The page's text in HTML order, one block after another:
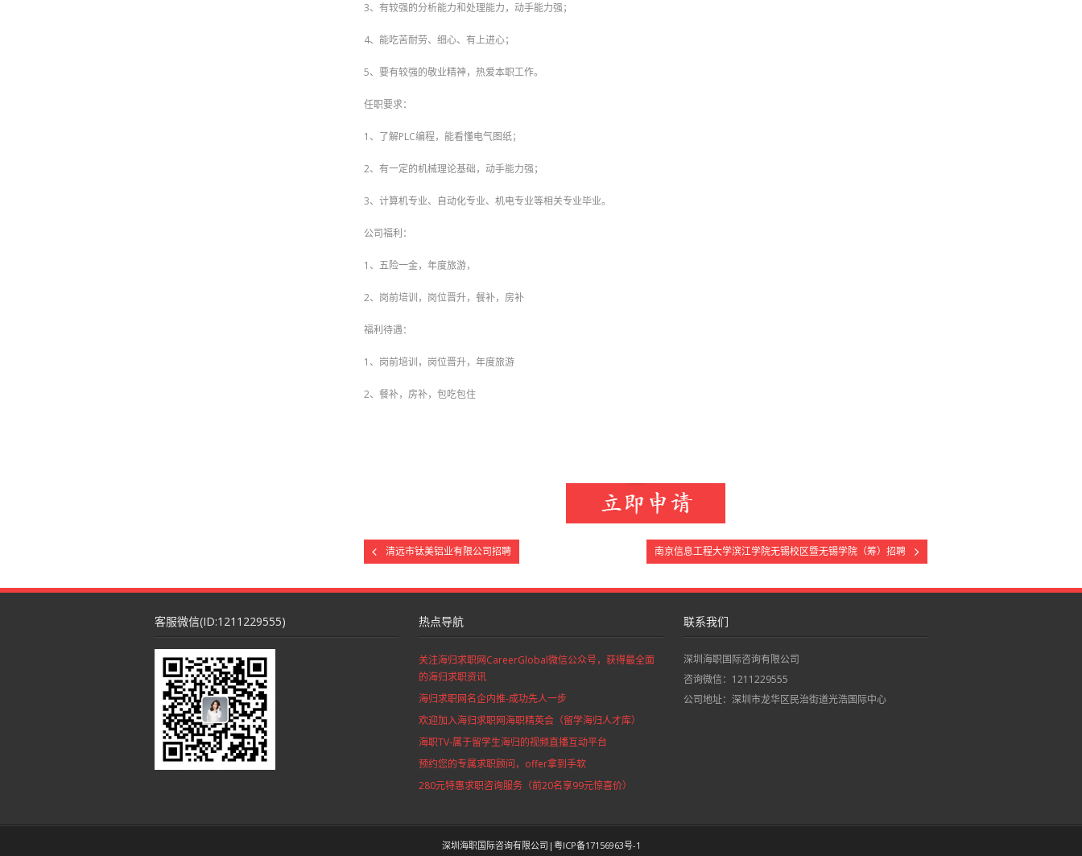
3、有较强的分析能力和处理能力，动手能力强；
4、能吃苦耐劳、细心、有上进心；
5、要有较强的敬业精神，热爱本职工作。
任职要求：
1、了解PLC编程，能看懂电气图纸；
2、有一定的机械理论基础，动手能力强；
3、计算机专业、自动化专业、机电专业等相关专业毕业。
公司福利：
1、五险一金，年度旅游，
2、岗前培训，岗位晋升，餐补，房补
福利待遇：
1、岗前培训，岗位晋升，年度旅游
2、餐补，房补，包吃包住
清远市钛美铝业有限公司招聘 南京信息工程大学滨江学院无锡校区暨无锡学院（筹）招聘
客服微信(ID:1211229555) 热点导航
关注海归求职网CareerGlobal微信公众号，获得最全面
的海归求职资讯
海归求职网名企内推-成功先人一步
欢迎加入海归求职网海职精英会（留学海归人才库）
海职TV-属于留学生海归的视频直播互动平台
预约您的专属求职顾问，offer拿到手软
280元特惠求职咨询服务（前20名享99元惊喜价）
联系我们
深圳海职国际咨询有限公司
咨询微信：1211229555
公司地址：深圳市龙华区民治街道光浩国际中心
深圳海职国际咨询有限公司|粤ICP备17156963号-1